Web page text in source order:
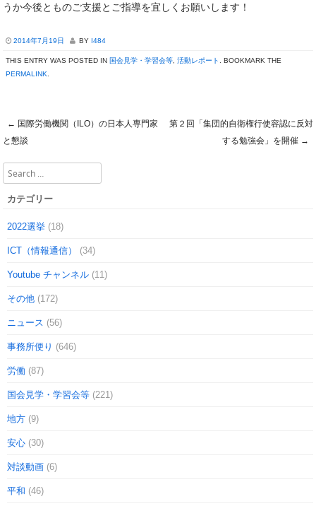
うか今後とものご支援とご指導を宜しくお願いします！
2014年7月19日 BY I484
THIS ENTRY WAS POSTED IN 国会見学・学習会等 活動レポート
. BOOKMARK THE
PERMALINK
Post navigation
← 国際労働機関（ILO）の日本人専門家
と懇談
第２回「集団的自衛権行使容認に反対
する勉強会」を開催 →
Search
カテゴリー
2022選挙 (18)
ICT（情報通信） (34)
Youtube チャンネル (11)
その他 (172)
ニュース (56)
事務所便り (646)
労働 (87)
国会見学・学習会等 (221)
地方 (9)
安心 (30)
対談動画 (6)
平和 (46)